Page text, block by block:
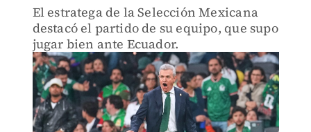
El estratega de la Selección Mexicana
destacó el partido de su equipo, que supo
jugar bien ante Ecuador.